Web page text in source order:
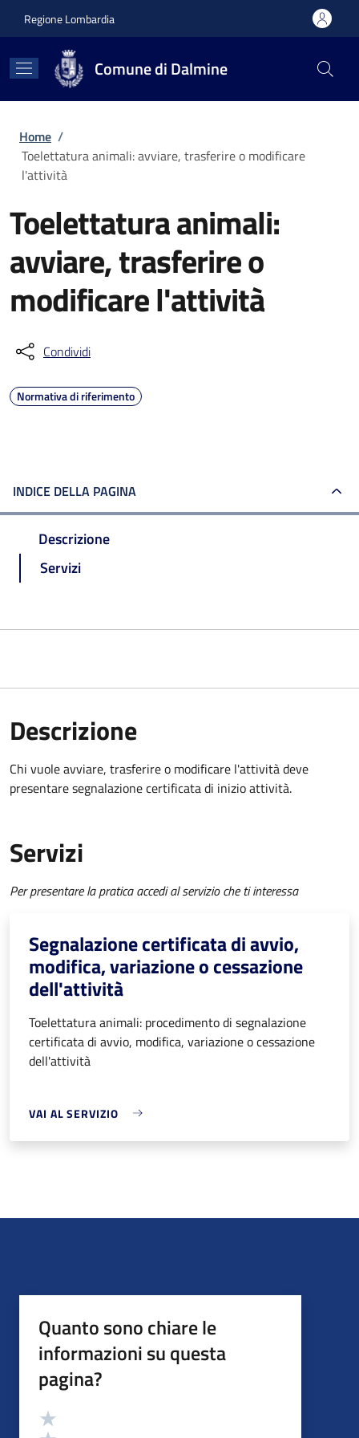
Regione Lombardia
Comune di Dalmine
Briciole di pane
Home /
Toelettatura animali: avviare, trasferire o modificare
l'attività
Toelettatura animali:
avviare, trasferire o
modificare l'attività
Condividi
Normativa di riferimento
INDICE DELLA PAGINA
Descrizione
Servizi
Descrizione
Chi vuole avviare, trasferire o modificare l'attività deve
presentaresegnalazione certificata di inizio attività.
Servizi
Per presentare la pratica accedi al servizio che ti interessa
Segnalazione certificata di avvio,
modifica, variazione o cessazione
dell'attività
Toelettatura animali: procedimento di segnalazione
certificata di avvio, modifica, variazione o cessazione
dell'attività
VAI AL SERVIZIO
Quanto sono chiare le
informazioni su questa
pagina?
Valutazione